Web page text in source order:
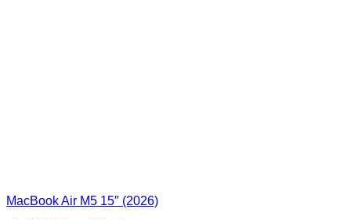
MacBook Air M5 15″ (2026)